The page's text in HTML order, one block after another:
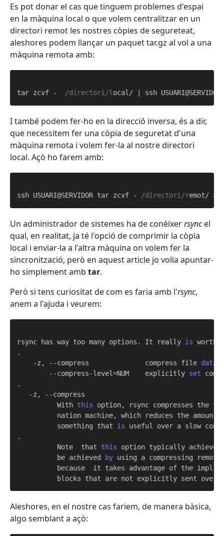
Es pot donar el cas que tinguem problemes d'espai
en la màquina local o que volem centralitzar en un
directori remot les nostres còpies de segureteat,
aleshores podem llançar un paquet tar.gz al vol a una
màquina remota amb:
tar zcvf - /directori/local/ | ssh
I també podem fer-ho en la direcció inversa, és a dir,
que necessitem fer una còpia de seguretat d'una
màquina remota i volem fer-la al nostre directori
local. Açò ho farem amb:
ssh USUARI@SERVIDOR tar zcvf - /directori/remot/ >
Un administrador de sistemes ha de conèixerrsyncel
qual, en realitat, ja té l'opció de comprimir la còpia
local i enviar-la a l'altra màquina on volem fer la
sincronització, però en aquest article jo volia apuntar-
ho simplement amb tar.
Però si tens curiositat de com es faria amb l'rsync,
anem a l'ajuda i veurem:
rsync has way too many options. It really is worth
.
    -z, --compress              compress file
data
        --compress-level=NUM    explicitly
set
.
   -z, --compress
          With
this option, rsync compresses the
nation machine, which reduces the amount
          something that
is useful over a slow
.
          Note  that
this option typically achieves
          be achieved
by using a compressing
because  it takes advantage of the
Aleshores, en el nostre cas fariem, de manera bàsica,
algo semblant a açò: